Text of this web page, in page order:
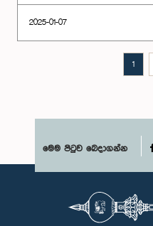
2025-01-07
1
මෙම පිටුව බෙදාගන්න